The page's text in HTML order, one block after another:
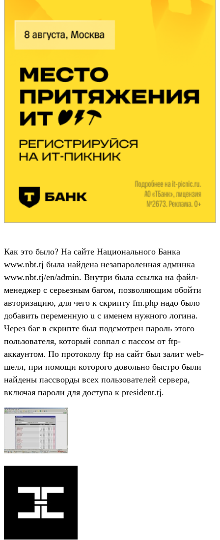
Как это было? На сайте Национального Банка
www.nbt.tj была найдена незапароленная админка
www.nbt.tj/en/admin. Внутри была ссылка на файл-
менеджер с серьезным багом, позволяющим обойти
авторизацию, для чего к скрипту fm.php надо было
добавить переменную u с именем нужного логина.
Через баг в скрипте был подсмотрен пароль этого
пользователя, который совпал с пассом от ftp-
аккаунтом. По протоколу ftp на сайт был залит web-
шелл, при помощи которого довольно быстро были
найдены пассворды всех пользователей сервера,
включая пароли для доступа к president.tj.